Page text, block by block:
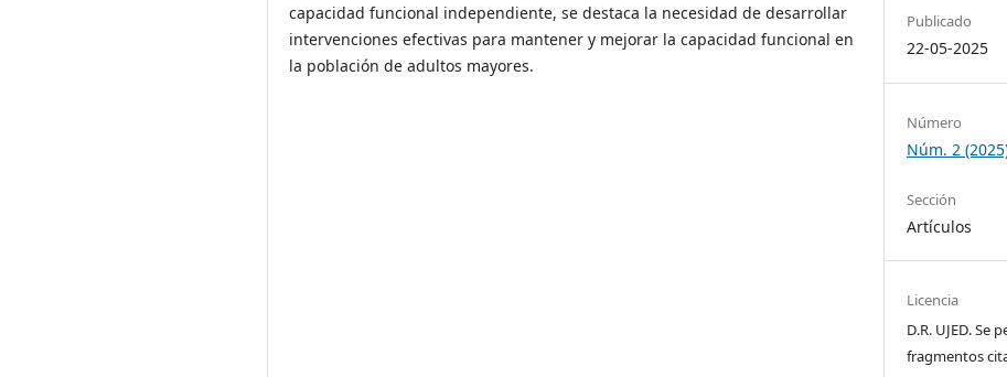
capacidad funcional independiente, se destaca la necesidad de desarrollar
intervenciones efectivas para mantener y mejorar la capacidad funcional en
la población de adultos mayores.
Publicado
22-05-2025
Número
Núm. 2
Sección
Artículos
Licencia
D.R. UJED. Se
fragmentos